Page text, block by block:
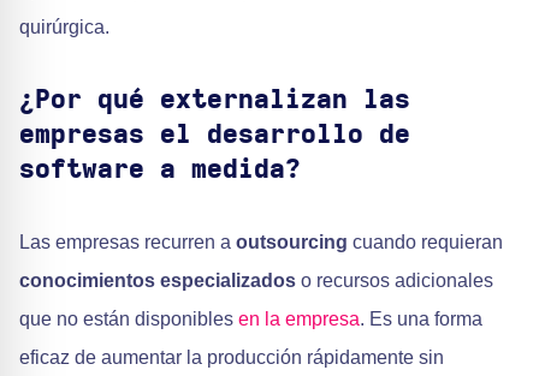
quirúrgica.
¿Por qué externalizan las
empresas el desarrollo de
software a medida?
Las empresas recurren a outsourcing cuando requieran
conocimientos especializados o recursos adicionales
que no están disponibles en la empresa. Es una forma
eficaz de aumentar la producción rápidamente sin